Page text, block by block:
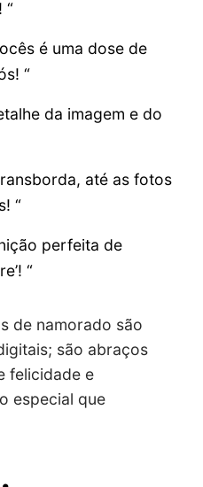
“
é uma dose de
“
da imagem e do
até as fotos
“
perfeita de
“
de namorado são
são abraços
felicidade e
especial que